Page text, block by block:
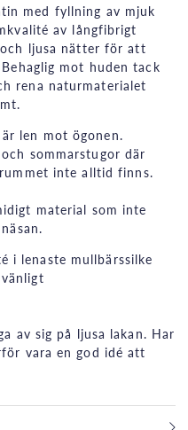
med fyllning av mjuk
av långfibrigt
ljusa nätter för att
mot huden tack
rena naturmaterialet
len mot ögonen.
sommarstugor där
inte alltid finns.
material som inte
i lenaste mullbärssilke
av sig på ljusa lakan. Har
vara en god idé att